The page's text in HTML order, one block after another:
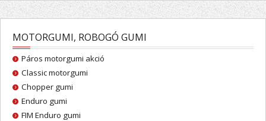
MOTORGUMI, ROBOGÓ GUMI
Páros motorgumi akció
Classic motorgumi
Chopper gumi
Enduro gumi
FIM Enduro gumi